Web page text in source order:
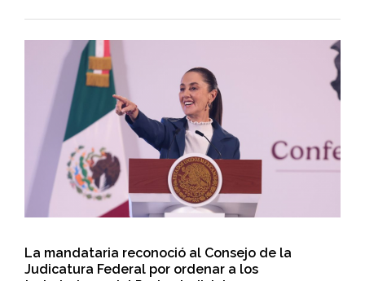
La mandataria reconoció al Consejo de la
Judicatura Federal por ordenar a los